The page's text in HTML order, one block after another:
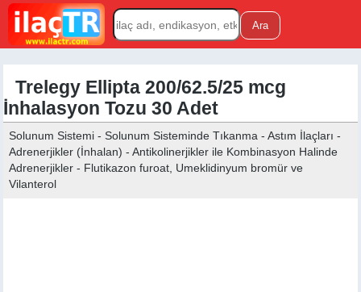
Trelegy Ellipta 200/62.5/25 mcg
İnhalasyon Tozu 30 Adet
Solunum Sistemi - Solunum Sisteminde Tıkanma - Astım İlaçları -
Adrenerjikler (İnhalan) - Antikolinerjikler ile Kombinasyon Halinde
Adrenerjikler - Flutikazon furoat, Umeklidinyum bromür ve
Vilanterol